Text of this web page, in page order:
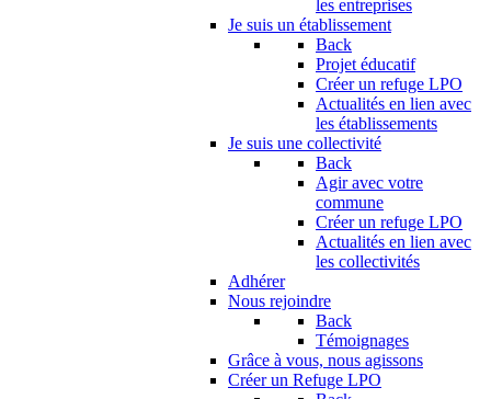
les entreprises
Je suis un établissement
Back
Projet éducatif
Créer un refuge LPO
Actualités en lien avec
les établissements
Je suis une collectivité
Back
Agir avec votre
commune
Créer un refuge LPO
Actualités en lien avec
les collectivités
Adhérer
Nous rejoindre
Back
Témoignages
Grâce à vous, nous agissons
Créer un Refuge LPO